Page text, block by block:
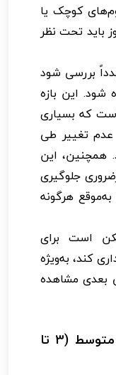
کوچک یا
تحت نظر
طی 6 ماه مجدداً بررسی شود
شود. این بازه
که بسیاری
تغییر طی
همچنین، این
جلوگیری
هرگونه
است برای
کند، به‌ویژه
بعدی مشاهده
BIRADS 4: احتمال بدخیمی متوسط (3 تا